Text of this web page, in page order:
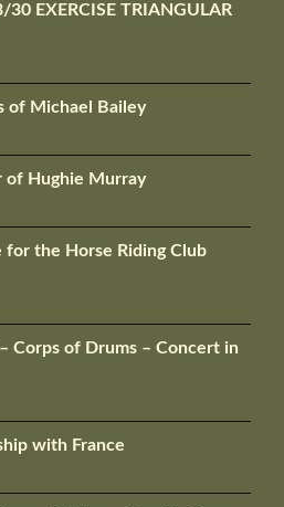
EXERCISE TRIANGULAR
of Michael Bailey
of Hughie Murray
the Horse Riding Club
Corps of Drums – Concert in
with France